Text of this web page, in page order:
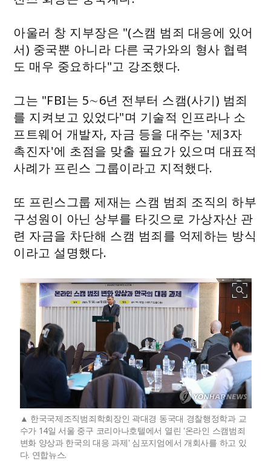
아울러 창 지부장은 "(스캠 범죄 대응에 있어
서) 중국뿐 아니라 다른 국가와의 형사 협력
도 매우 중요하다"고 강조했다.
그는 "FBI는 5∼6년 전부터 스캠(사기) 범죄
를 지켜보고 있었다"며 기술적 인프라나 소
프트웨어 개발자, 자금 등을 대주는 '제3자
촉진자'에 초점을 맞출 필요가 있으며 대표적
사례가 프린스 그룹이라고 지적했다.
또 프린스그룹 제재는 스캠 범죄 조직의 하부
구성원이 아닌 상부를 타깃으로 가상자산 관
련 자금을 차단해 스캠 범죄를 억제하는 방식
이라고 설명했다.
한국국제조직범죄학회장인 곽대경 동국대 경찰행정학과 교
수가 14일 서울 중구 코리아나호텔에서 열린 '온라인 스캠범죄
변화 양상과 한국의 대응 과제' 심포지엄에서 개회사를 하고 있
다. 연합뉴스.